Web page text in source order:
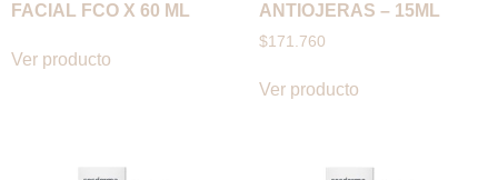
FACIAL FCO X 60 ML
Ver producto
ANTIOJERAS – 15ML
$171.760
Ver producto